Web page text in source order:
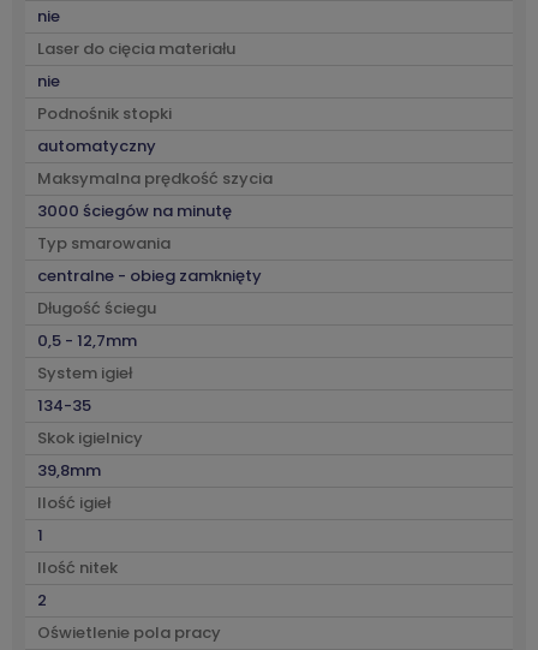
nie
Laser do cięcia materiału
nie
Podnośnik stopki
automatyczny
Maksymalna prędkość szycia
3000 ściegów na minutę
Typ smarowania
centralne - obieg zamknięty
Długość ściegu
0,5 - 12,7mm
System igieł
134-35
Skok igielnicy
39,8mm
Ilość igieł
1
Ilość nitek
2
Oświetlenie pola pracy